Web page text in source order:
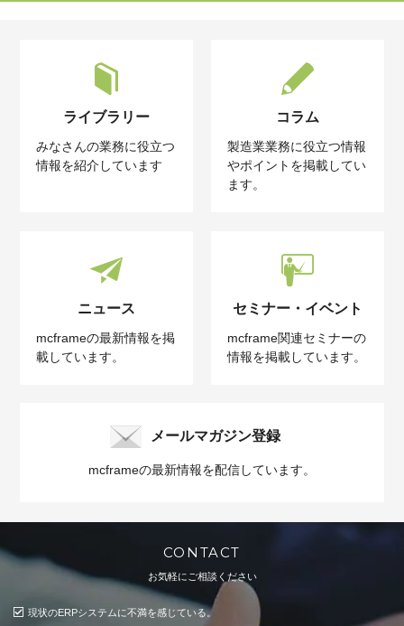
ライブラリー
みなさんの業務に役立つ
情報を紹介しています
コラム
製造業業務に役立つ情報
やポイントを掲載してい
ます。
ニュース
mcframeの最新情報を掲
載しています。
セミナー・イベント
mcframe関連セミナーの
情報を掲載しています。
メールマガジン登録
mcframeの最新情報を配信しています。
CONTACT
お気軽にご相談ください
現状のERPシステムに不満を感じている。